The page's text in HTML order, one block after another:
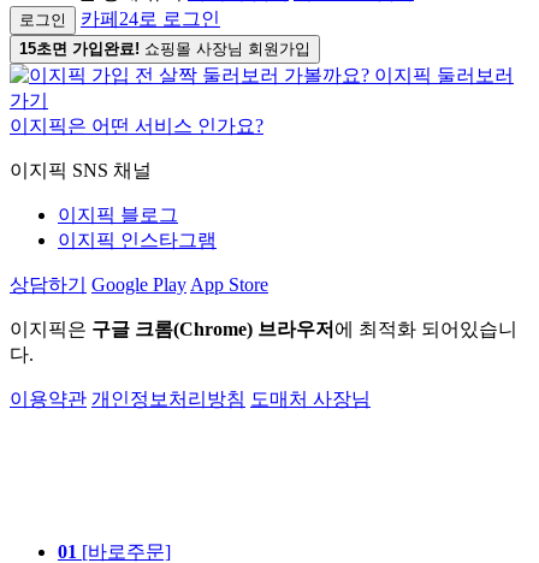
로그인 카페24로 로그인
15초면 가입완료! 쇼핑몰 사장님 회원가입
이지픽은 어떤 서비스 인가요?
이지픽 SNS 채널
이지픽 블로그
이지픽 인스타그램
상담하기 Google Play App Store
이지픽은 구글 크롬(Chrome) 브라우저 에 최적화 되어있습니
다.
이용약관 개인정보처리방침 도매처 사장님
01 [바로주문]